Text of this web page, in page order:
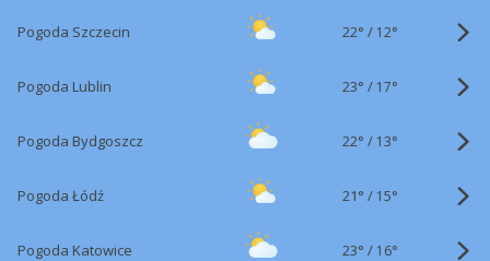
Pogoda Szczecin 22° / 12°
Pogoda Lublin 23° / 17°
Pogoda Bydgoszcz 22° / 13°
Pogoda Łódź 21° / 15°
Pogoda Katowice 23° / 16°